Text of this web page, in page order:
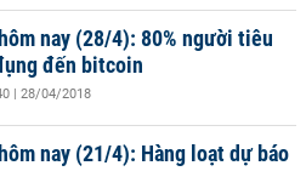
nay (28/4): 80% người tiêu
đến bitcoin
| 28/04/2018
nay (21/4): Hàng loạt dự báo